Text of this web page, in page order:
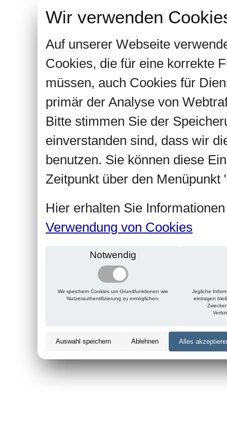
Wir verwenden
Auf unserer Webseite
Cookies, die für eine korrekte
müssen, auch Cookies für
primär der Analyse von
Bitte stimmen Sie der
einverstanden sind, dass wir
benutzen. Sie können diese
Zeitpunkt über den Menüpunkt
Hier erhalten Sie
Verwendung von Cookies
Notwendig
Wir speichern Cookies um Grundfunktionen wie
Nutzerauthentifizierung zu ermöglichen.
Jegliche
eintragen
Auswahl speichern Ablehnen Alles